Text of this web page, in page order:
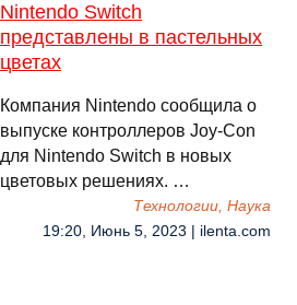
Nintendo Switch
представлены в пастельных
цветах
Компания Nintendo сообщила о
выпуске контроллеров Joy-Con
для Nintendo Switch в новых
цветовых решениях. …
Технологии, Наука
19:20, Июнь 5, 2023 | ilenta.com